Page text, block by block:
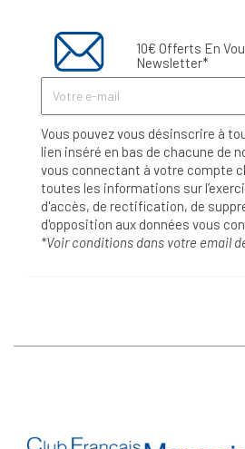
10€ Offerts En
Newsletter*
Vous pouvez vous désinscrire à
lien inséré en bas de chacune de
vous connectant à votre compte
toutes les informations sur
d'accès, de rectification, de
d'opposition aux données vous
*Voir conditions dans votre email